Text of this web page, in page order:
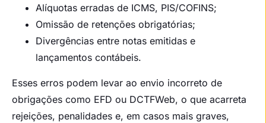
Alíquotas erradas de ICMS, PIS/COFINS;
Omissão de retenções obrigatórias;
Divergências entre notas emitidas e
lançamentos contábeis.
Esses erros podem levar ao envio incorreto de
obrigações como EFD ou DCTFWeb, o que acarreta
rejeições, penalidades e, em casos mais graves,